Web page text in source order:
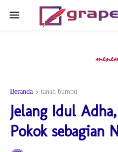
Beranda tanah bumbu
Jelang Idul
Pokok sebagian